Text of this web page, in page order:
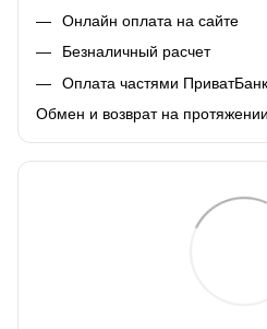
Онлайн оплата на сайте
Безналичный расчет
Оплата частями
Обмен и возврат на